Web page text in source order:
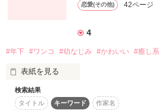
誰も、その人を覚えていなければ、何
あいつがいなくたって、世界はただ回
作品を読む
恋愛(その他) 42ページ
4
#年下 #ワンコ #幼なじみ #かわいい #癒し系
表紙を見る
皆様こんにちは、米粉パン@かえでで
きたいと思います！
検索結果
タイトル
キーワード 作家名